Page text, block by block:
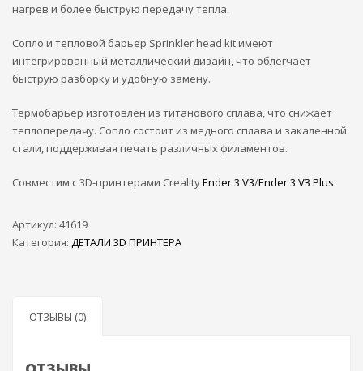
нагрев и более быструю передачу тепла.
Сопло и тепловой барьер Sprinkler head kit имеют
интегрированный металлический дизайн, что облегчает
быструю разборку и удобную замену.
Термобарьер изготовлен из титанового сплава, что снижает
теплопередачу. Сопло состоит из медного сплава и закаленной
стали, поддерживая печать различных филаментов.
Совместим с 3D-принтерами CrealityEnder 3 V3/Ender 3 V3 Plus.
Артикул: 41619
Категория: ДЕТАЛИ 3D ПРИНТЕРА
ОТЗЫВЫ (0)